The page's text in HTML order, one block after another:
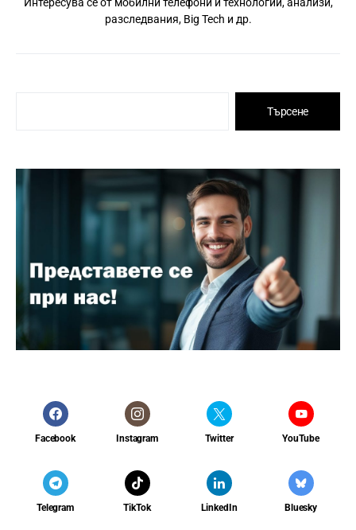
разследвания, Big Tech и др.
Търсене
Facebook Instagram Twitter YouTube
Telegram TikTok LinkedIn Bluesky